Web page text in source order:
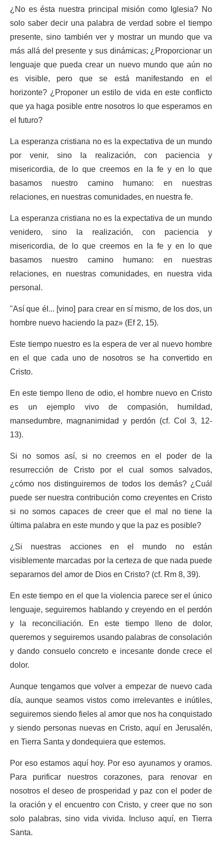
¿No es ésta nuestra principal misión como Iglesia? No
solo saber decir una palabra de verdad sobre el tiempo
presente, sino también ver y mostrar un mundo que va
más allá del presente y sus dinámicas; ¿Proporcionar un
lenguaje que pueda crear un nuevo mundo que aún no
es visible, pero que se está manifestando en el
horizonte? ¿Proponer un estilo de vida en este conflicto
que ya haga posible entre nosotros lo que esperamos en
el futuro?
La esperanza cristiana no es la expectativa de un mundo
por venir, sino la realización, con paciencia y
misericordia, de lo que creemos en la fe y en lo que
basamos nuestro camino humano: en nuestras
relaciones, en nuestras comunidades, en nuestra fe.
La esperanza cristiana no es la expectativa de un mundo
venidero, sino la realización, con paciencia y
misericordia, de lo que creemos en la fe y en lo que
basamos nuestro camino humano: en nuestras
relaciones, en nuestras comunidades, en nuestra vida
personal.
"Así que él... [vino] para crear en sí mismo, de los dos, un
hombre nuevo haciendo la paz» (Ef 2, 15).
Este tiempo nuestro es la espera de ver al nuevo hombre
en el que cada uno de nosotros se ha convertido en
Cristo.
En este tiempo lleno de odio, el hombre nuevo en Cristo
es un ejemplo vivo de compasión, humildad,
mansedumbre, magnanimidad y perdón (cf. Col 3, 12-
13).
Si no somos así, si no creemos en el poder de la
resurrección de Cristo por el cual somos salvados,
¿cómo nos distinguiremos de todos los demás? ¿Cuál
puede ser nuestra contribución como creyentes en Cristo
si no somos capaces de creer que el mal no tiene la
última palabra en este mundo y que la paz es posible?
¿Si nuestras acciones en el mundo no están
visiblemente marcadas por la certeza de que nada puede
separarnos del amor de Dios en Cristo? (cf. Rm 8, 39).
En este tiempo en el que la violencia parece ser el único
lenguaje, seguiremos hablando y creyendo en el perdón
y la reconciliación. En este tiempo lleno de dolor,
queremos y seguiremos usando palabras de consolación
y dando consuelo concreto e incesante donde crece el
dolor.
Aunque tengamos que volver a empezar de nuevo cada
día, aunque seamos vistos como irrelevantes e inútiles,
seguiremos siendo fieles al amor que nos ha conquistado
y siendo personas nuevas en Cristo, aquí en Jerusalén,
en Tierra Santa y dondequiera que estemos.
Por eso estamos aquí hoy. Por eso ayunamos y oramos.
Para purificar nuestros corazones, para renovar en
nosotros el deseo de prosperidad y paz con el poder de
la oración y el encuentro con Cristo, y creer que no son
solo palabras, sino vida vivida. Incluso aquí, en Tierra
Santa.